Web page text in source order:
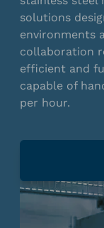
solutions
environments
collaboration
efficient and
capable of
per hour.